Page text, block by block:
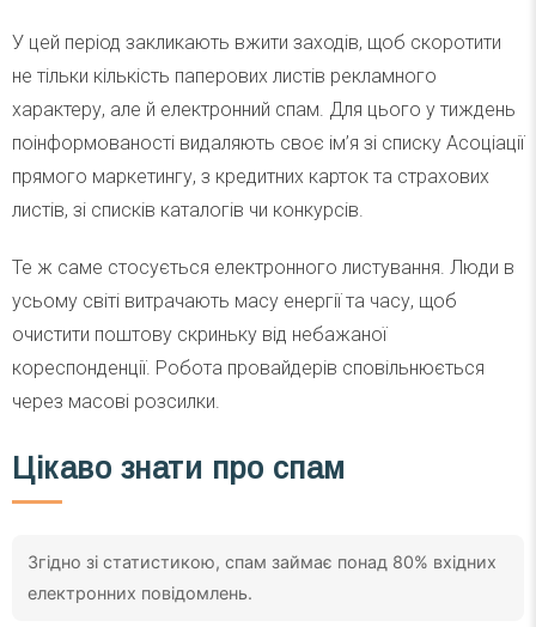
У цей період закликають вжити заходів, щоб скоротити
не тільки кількість паперових листів рекламного
характеру, але й електронний спам. Для цього у тиждень
поінформованості видаляють своє ім’я зі списку Асоціації
прямого маркетингу, з кредитних карток та страхових
листів, зі списків каталогів чи конкурсів.
Те ж саме стосується електронного листування. Люди в
усьому світі витрачають масу енергії та часу, щоб
очистити поштову скриньку від небажаної
кореспонденції. Робота провайдерів сповільнюється
через масові розсилки.
Цікаво знати про спам
Згідно зі статистикою, спам займає понад 80% вхідних
електронних повідомлень.